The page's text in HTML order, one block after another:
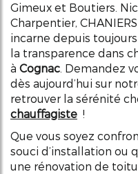
Gimeux et Boutiers.
Charpentier,
incarne depuis
la transparence dans
à Cognac . Demandez
dès aujourd’hui sur
retrouver la sérénité
chauffagiste !
Que vous soyez
souci d’installation ou
une rénovation de